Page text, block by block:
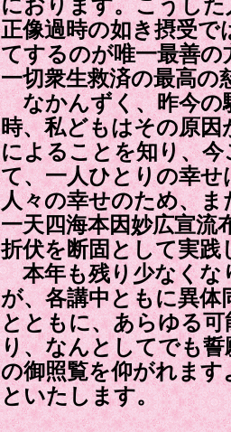
におります。こうし
正像過時の如き摂受で
てするのが唯一最善
一切衆生救済の最高の
なかんずく、昨今の
時、私どもはその原
によることを知り、
て、一人ひとりの幸
人々の幸せのため、
一天四海本因妙広宣流
折伏を断固として実
本年も残り少なくな
が、各講中ともに異体
とともに、あらゆる
り、なんとしてでも
の御照覧を仰がれま
といたします。